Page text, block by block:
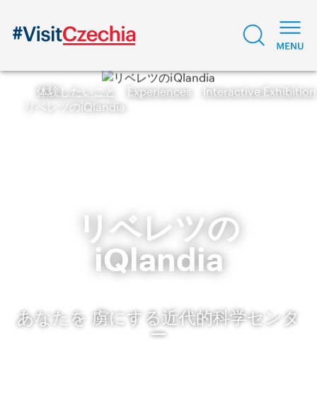
体験したいこと Experiences
Interactive Exhibition
リベレツのiQlandia
リベレツの
iQlandia
あなたを 虜にする近代的科学センタ
ー